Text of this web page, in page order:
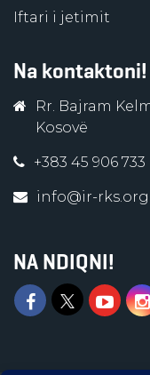
Iftari i jetimit
Na kontaktoni!
Rr. Bajram
Kosovë
+383 45 906 733
info@ir-rks.org
NA NDIQNI!